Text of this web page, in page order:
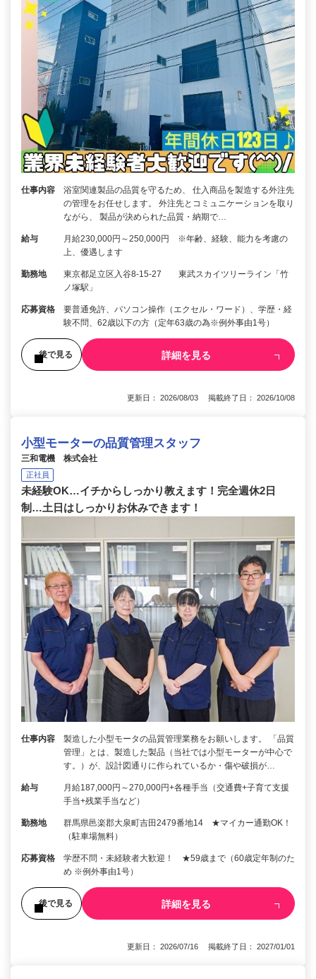
仕事内容
浴室関連製品の品質を守るため、 仕入商品を製造する外注先
の管理をお任せします。 外注先とコミュニケーションを取り
ながら、 製品が決められた品質・納期で…
給与
月給230,000円～250,000円 ※年齢、経験、能力を考慮の
上、優遇します
勤務地
東京都足立区入谷8-15-27 東武スカイツリーライン「竹
ノ塚駅」
応募資格
要普通免許、パソコン操作（エクセル・ワード）、学歴・経
験不問、62歳以下の方（定年63歳の為※例外事由1号）
後で見る 詳細を見る
更新日： 2026/08/03 掲載終了日： 2026/10/08
小型モーターの品質管理スタッフ
三和電機 株式会社
正社員
未経験OK…イチからしっかり教えます！完全週休2日
制…土日はしっかりお休みできます！
仕事内容
製造した小型モータの品質管理業務をお願いします。 「品質
管理」とは、製造した製品（当社では小型モーターが中心で
す。）が、設計図通りに作られているか・傷や破損が…
給与
月給187,000円～270,000円+各種手当（交通費+子育て支援
手当+残業手当など）
勤務地
群馬県邑楽郡大泉町吉田2479番地14 ★マイカー通勤OK！
（駐車場無料）
応募資格
学歴不問・未経験者大歓迎！ ★59歳まで（60歳定年制のた
め ※例外事由1号）
後で見る 詳細を見る
更新日： 2026/07/16 掲載終了日： 2027/01/01